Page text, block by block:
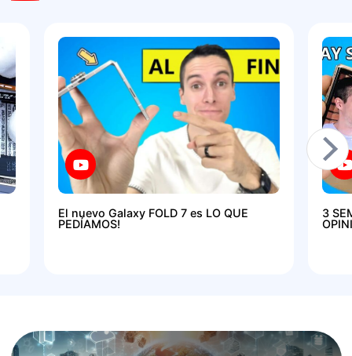
El nuevo Galaxy FOLD 7 es LO QUE
PEDÍAMOS!
3